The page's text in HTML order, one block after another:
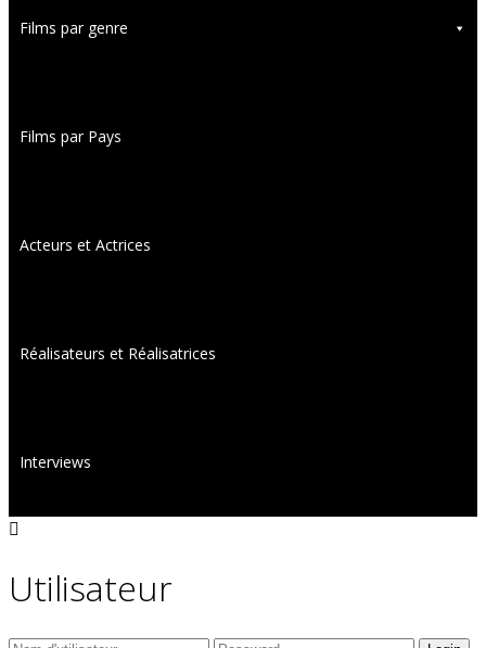
Films par genre
Films par Pays
Acteurs et Actrices
Réalisateurs et Réalisatrices
Interviews
Utilisateur